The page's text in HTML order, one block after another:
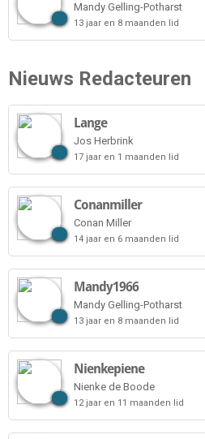
Mandy Gelling-Potharst
13 jaar en 8 maanden lid
Nieuws Redacteuren
Lange
Jos Herbrink
17 jaar en 1 maanden lid
Conanmiller
Conan Miller
14 jaar en 6 maanden lid
Mandy1966
Mandy Gelling-Potharst
13 jaar en 8 maanden lid
Nienkepiene
Nienke de Boode
12 jaar en 11 maanden lid